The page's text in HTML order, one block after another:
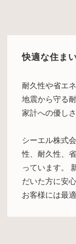
快適な住ま
耐久性や省エネ
地震から守る耐
家計への優しさ
シーエル株式
性、耐久性、
っています。
だいた方に安
お客様には最